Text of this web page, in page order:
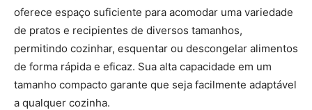
oferece espaço suficiente para acomodar uma variedade
de pratos e recipientes de diversos tamanhos,
permitindo cozinhar, esquentar ou descongelar alimentos
de forma rápida e eficaz. Sua alta capacidade em um
tamanho compacto garante que seja facilmente adaptável
a qualquer cozinha.